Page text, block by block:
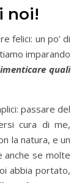
noi!
felici: un po’ di
imparando
quali
passare del
cura di me,
la natura, e un
anche se molte
abbia portato,